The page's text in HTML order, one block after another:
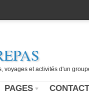
voyages et activités d'un
PAGES CONTACT